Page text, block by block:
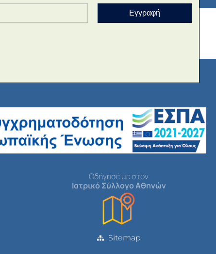
Εγγραφή
Οδήγησέ με στον
Ιατρικό Σύλλογο Αθηνών
Sitemap